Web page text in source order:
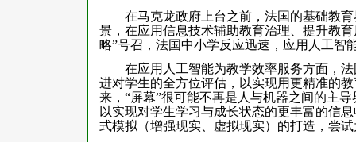
在马克龙政府上台之前，法国的基础教育
景，在应用信息技术辅助教育治理、提升教
略”号召，法国中小学反应迅速，应用人工智
在应用人工智能为教学效率服务方面，法
进对学生的全方位评估，以实现用更精准的
来，“屏幕”很可能不再是人与机器之间的主
以实现对学生学习与成长状态的更丰富的信
式模拟（增强现实、虚拟现实）的打造，尝